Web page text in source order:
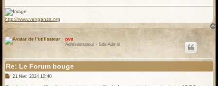
http://www.venganza.org
pvu
Administrateur - Site Admin
Re: Le Forum bouge
M21 févr. 2024 10:40